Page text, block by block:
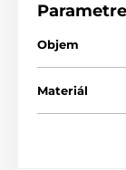
Parametre
Objem
Materiál